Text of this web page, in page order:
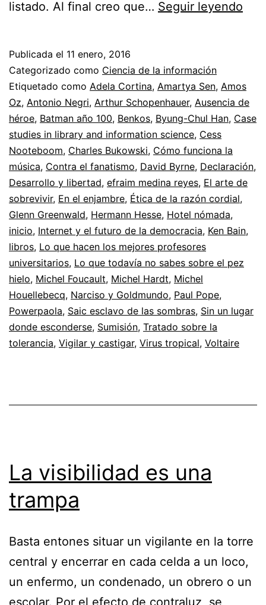
listado. Al final creo que… Seguir leyendo
en
Publicada el 11 enero, 2016
Categorizado como Ciencia de la información
Etiquetado como Adela Cortina, Amartya Sen, Amos
Oz, Antonio Negri, Arthur Schopenhauer, Ausencia de
héroe, Batman año 100, Benkos, Byung-Chul Han, Case
studies in library and information science, Cess
Nooteboom, Charles Bukowski, Cómo funciona la
música, Contra el fanatismo, David Byrne, Declaración,
Desarrollo y libertad, efraim medina reyes, El arte de
sobrevivir, En el enjambre, Ética de la razón cordial,
Glenn Greenwald, Hermann Hesse, Hotel nómada,
inicio, Internet y el futuro de la democracia, Ken Bain,
libros, Lo que hacen los mejores profesores
universitarios, Lo que todavía no sabes sobre el pez
hielo, Michel Foucault, Michel Hardt, Michel
Houellebecq, Narciso y Goldmundo, Paul Pope,
Powerpaola, Saic esclavo de las sombras, Sin un lugar
donde esconderse, Sumisión, Tratado sobre la
tolerancia, Vigilar y castigar, Virus tropical, Voltaire
La visibilidad es una
trampa
Basta entones situar un vigilante en la torre
central y encerrar en cada celda a un loco,
un enfermo, un condenado, un obrero o un
escolar. Por el efecto de contraluz, se